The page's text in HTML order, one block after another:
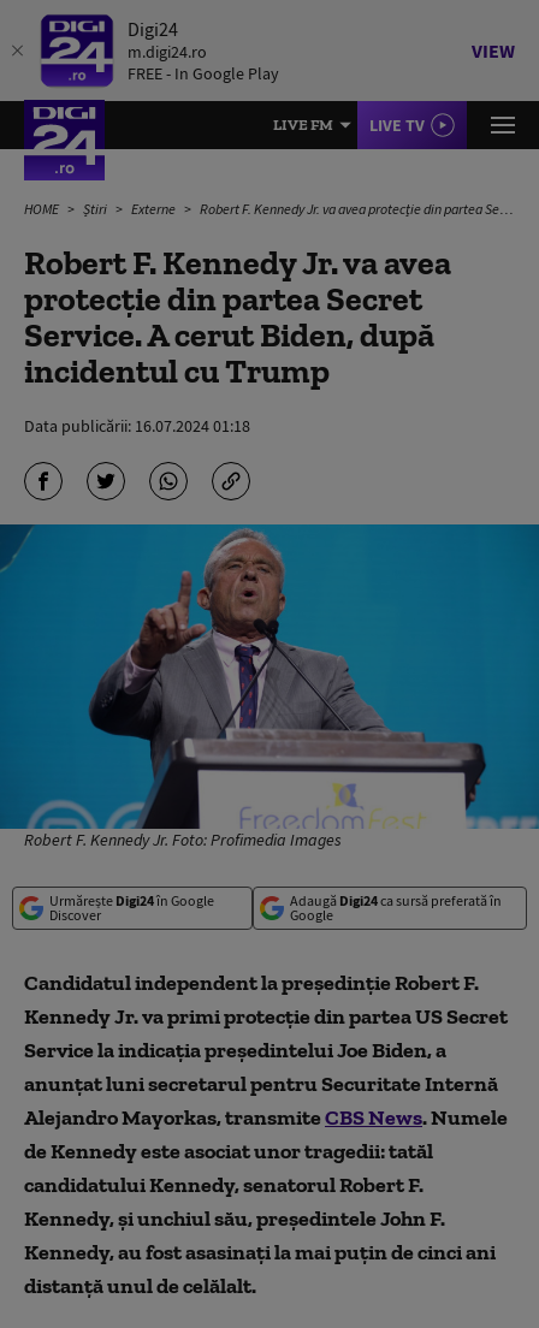
Digi24
m.digi24.ro
FREE - In Google Play
VIEW
LIVE FM LIVE TV
HOME Știri Externe Robert F. Kennedy Jr. va avea protecție din partea Secret Service. A cerut Biden, după incidentul cu Trump
Robert F. Kennedy Jr. va avea
protecție din partea Secret
Service. A cerut Biden, după
incidentul cu Trump
Data publicării: 16.07.2024 01:18
Robert F. Kennedy Jr. Foto: Profimedia Images
Urmărește Digi24în Google
Discover
Adaugă Digi24ca sursă preferată în
Google
Candidatul independent la președinție Robert F.
Kennedy Jr. va primi protecție din partea US Secret
Service la indicația președintelui Joe Biden, a
anunțat luni secretarul pentru Securitate Internă
Alejandro Mayorkas, transmiteCBS News. Numele
de Kennedy este asociat unor tragedii: tatăl
candidatului Kennedy, senatorul Robert F.
Kennedy, și unchiul său, președintele John F.
Kennedy, au fost asasinați la mai puțin de cinci ani
distanță unul de celălalt.